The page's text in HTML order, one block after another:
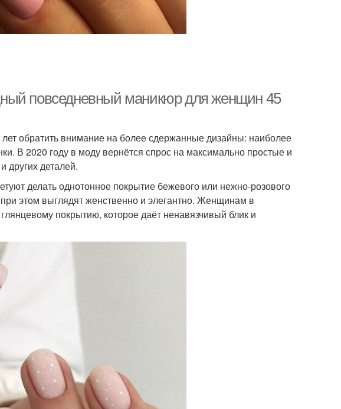
повседневный маникюр для женщин 45
обратить внимание на более сдержанные дизайны: наиболее
В 2020 году в моду вернётся спрос на максимально простые и
других деталей.
делать однотонное покрытие бежевого или нежно-розового
этом выглядят женственно и элегантно. Женщинам в
покрытию, которое даёт ненавязчивый блик и